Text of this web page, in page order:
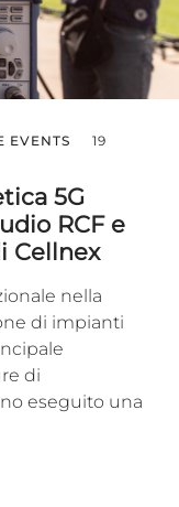
EVENTS
19
5G
RCF e
Cellnex
nella
di impianti
di
eseguito una